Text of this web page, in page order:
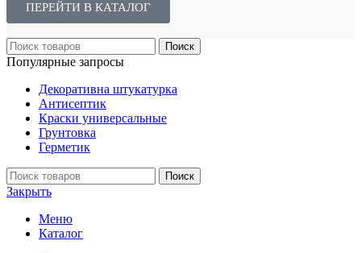
ПЕРЕЙТИ В КАТАЛОГ
Поиск
Популярные запросы
Декоративна штукатурка
Антисептик
Краски универсальные
Грунтовка
Герметик
Поиск
Закрыть
Меню
Каталог